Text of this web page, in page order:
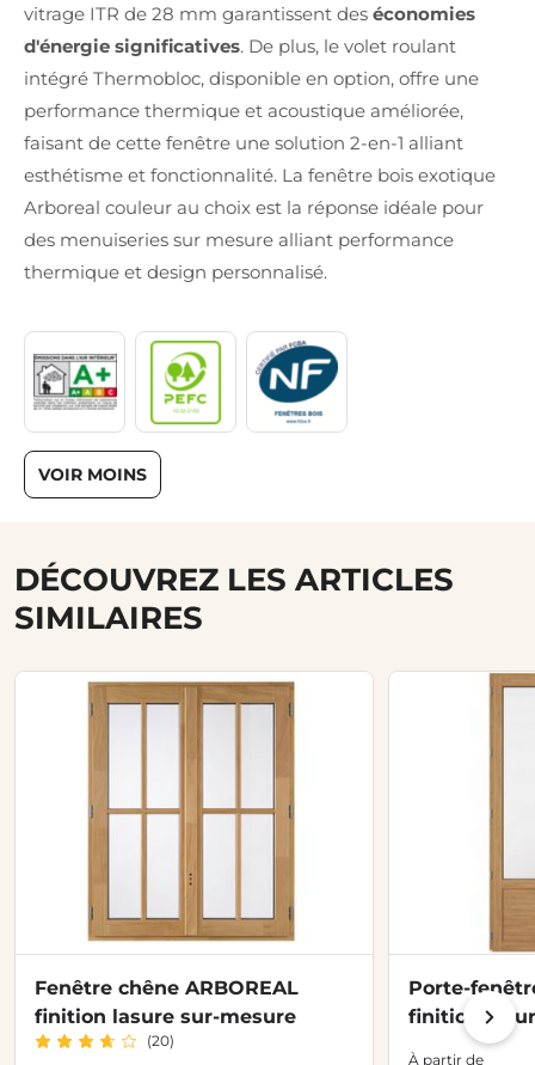
vitrage ITR de 28 mm garantissent des économies
d'énergie significatives. De plus, le volet roulant
intégré Thermobloc, disponible en option, offre une
performance thermique et acoustique améliorée,
faisant de cette fenêtre une solution 2-en-1 alliant
esthétisme et fonctionnalité. La fenêtre bois exotique
Arboreal couleur au choix est la réponse idéale pour
des menuiseries sur mesure alliant performance
thermique et design personnalisé.
VOIR MOINS
DÉCOUVREZ LES ARTICLES
SIMILAIRES
Fenêtre chêne ARBOREAL
finition lasure sur-mesure
(20)
Porte-
finition
À partir de